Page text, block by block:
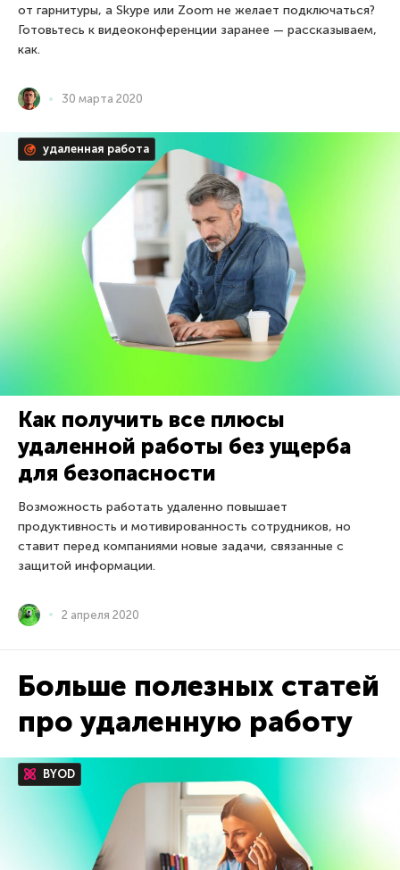
от гарнитуры, а Skype или Zoom не желает подключаться?
Готовьтесь к видеоконференции заранее — рассказываем,
как.
30 марта 2020
удаленная работа
Как получить все плюсы
удаленной работы без ущерба
для безопасности
Возможность работать удаленно повышает
продуктивность и мотивированность сотрудников, но
ставит перед компаниями новые задачи, связанные с
защитой информации.
2 апреля 2020
Больше полезных статей
про удаленную работу
BYOD